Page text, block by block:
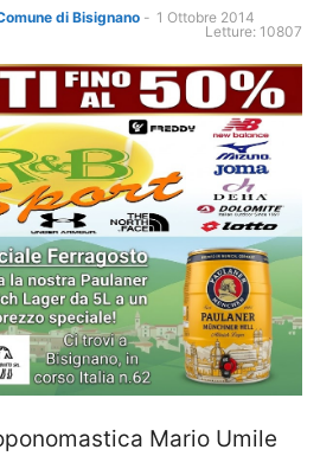
di Bisignano - 1 Ottobre 2014
Letture: 10807
Mario Umile